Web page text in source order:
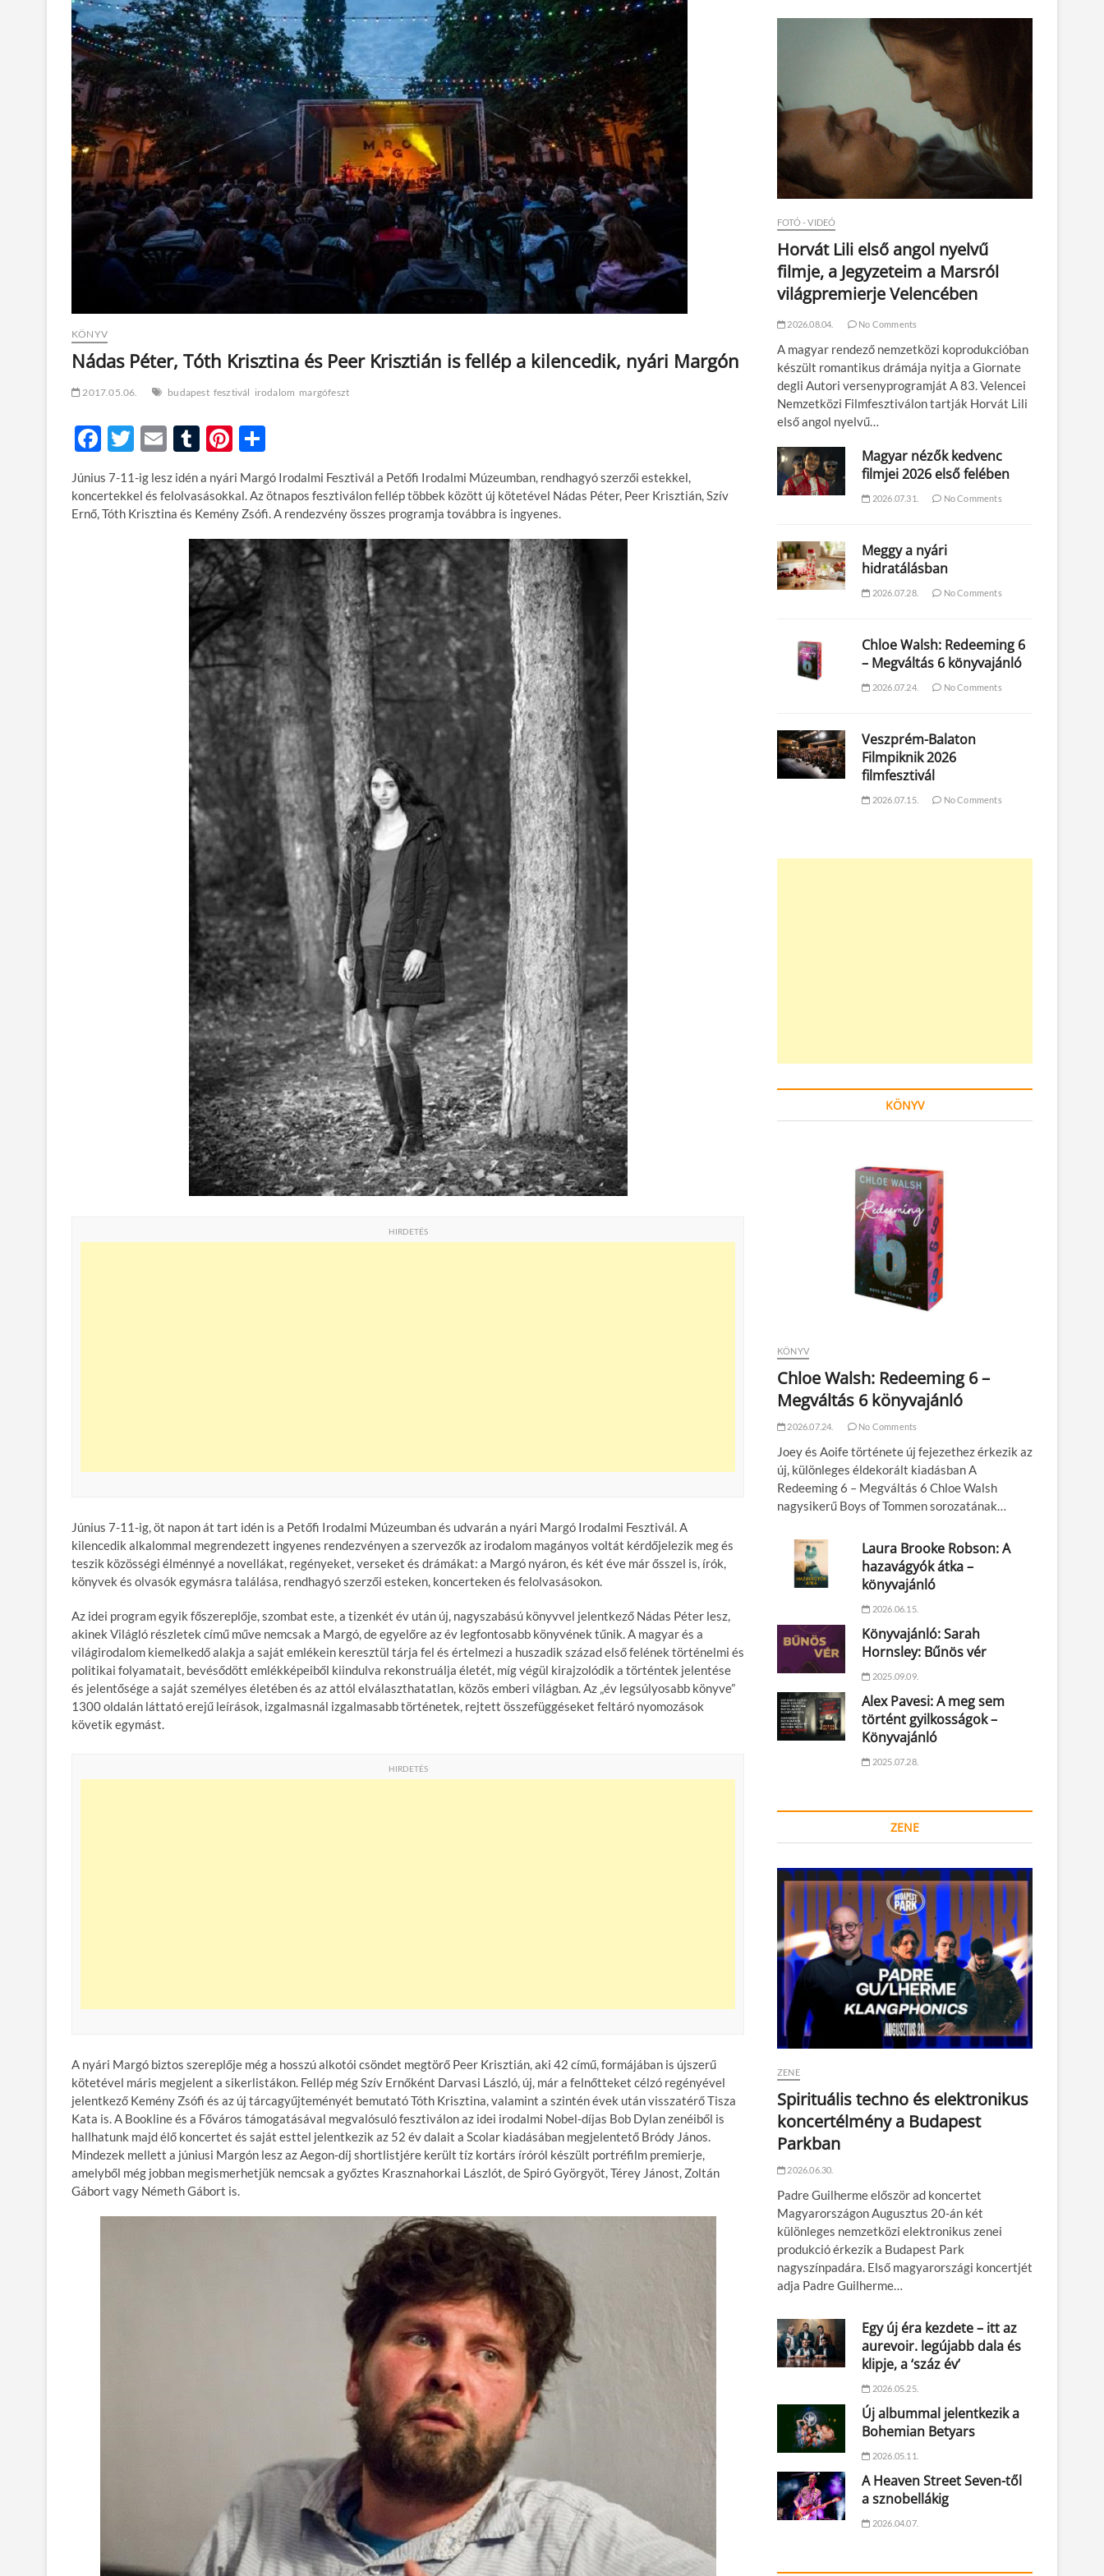
KÖNYV
Nádas Péter, Tóth Krisztina és Peer Krisztián is fellép a kilencedik, nyári Margón
2017.05.06. budapest fesztivál irodalom margófeszt
F
ac
e
b
T
w
itt
er
E
m
ail
T
m
bl
r
Pi
nt
er
es
t
ss
za
m
e
g
Június 7-11-ig lesz idén a nyári Margó Irodalmi Fesztivál a Petőfi Irodalmi Múzeumban, rendhagyó szerzői estekkel,
koncertekkel és felolvasásokkal. Az ötnapos fesztiválon fellép többek között új kötetével Nádas Péter, Peer Krisztián, Szív
Ernő, Tóth Krisztina és Kemény Zsófi. A rendezvény összes programja továbbra is ingyenes.
HIRDETÉS
Június 7-11-ig, öt napon át tart idén is a Petőfi Irodalmi Múzeumban és udvarán a nyári Margó Irodalmi Fesztivál. A
kilencedik alkalommal megrendezett ingyenes rendezvényen a szervezők az irodalom magányos voltát kérdőjelezik meg és
teszik közösségi élménnyé a novellákat, regényeket, verseket és drámákat: a Margó nyáron, és két éve már ősszel is, írók,
könyvek és olvasók egymásra találása, rendhagyó szerzői esteken, koncerteken és felolvasásokon.
Az idei program egyik főszereplője, szombat este, a tizenkét év után új, nagyszabású könyvvel jelentkező Nádas Péter lesz,
akinek Világló részletek című műve nemcsak a Margó, de egyelőre az év legfontosabb könyvének tűnik. A magyar és a
világirodalom kiemelkedő alakja a saját emlékein keresztül tárja fel és értelmezi a huszadik század első felének történelmi és
politikai folyamatait, bevésődött emlékképeiből kiindulva rekonstruálja életét, míg végül kirajzolódik a történtek jelentése
és jelentősége a saját személyes életében és az attól elválaszthatatlan, közös emberi világban. Az „év legsúlyosabb könyve”
1300 oldalán láttató erejű leírások, izgalmasnál izgalmasabb történetek, rejtett összefüggéseket feltáró nyomozások
követik egymást.
HIRDETÉS
A nyári Margó biztos szereplője még a hosszú alkotói csöndet megtörő Peer Krisztián, aki 42 című, formájában is újszerű
kötetével máris megjelent a sikerlistákon. Fellép még Szív Ernőként Darvasi László, új, már a felnőtteket célzó regényével
jelentkező Kemény Zsófi és az új tárcagyűjteményét bemutató Tóth Krisztina, valamint a szintén évek után visszatérő Tisza
Kata is. A Bookline és a Főváros támogatásával megvalósuló fesztiválon az idei irodalmi Nobel-díjas Bob Dylan zenéiből is
hallhatunk majd élő koncertet és saját esttel jelentkezik az 52 év dalait a Scolar kiadásában megjelentető Bródy János.
Mindezek mellett a júniusi Margón lesz az Aegon-díj shortlistjére került tíz kortárs íróról készült portréfilm premierje,
amelyből még jobban megismerhetjük nemcsak a győztes Krasznahorkai Lászlót, de Spiró Györgyöt, Térey Jánost, Zoltán
Gábort vagy Németh Gábort is.
FOTÓ - VIDEÓ
Horvát Lili első angol nyelvű
filmje, a Jegyzeteim a Marsról
világpremierje Velencében
2026.08.04. No Comments
A magyar rendező nemzetközi koprodukcióban
készült romantikus drámája nyitja a Giornate
degli Autori versenyprogramját A 83. Velencei
Nemzetközi Filmfesztiválon tartják Horvát Lili
első angol nyelvű…
Magyar nézők kedvenc
filmjei 2026 első felében
2026.07.31. No Comments
Meggy a nyári
hidratálásban
2026.07.28. No Comments
Chloe Walsh: Redeeming 6
– Megváltás 6 könyvajánló
2026.07.24. No Comments
Veszprém-Balaton
Filmpiknik 2026
filmfesztivál
2026.07.15. No Comments
KÖNYV
KÖNYV
Chloe Walsh: Redeeming 6 –
Megváltás 6 könyvajánló
2026.07.24. No Comments
Joey és Aoife története új fejezethez érkezik az
új, különleges éldekorált kiadásban A
Redeeming 6 – Megváltás 6 Chloe Walsh
nagysikerű Boys of Tommen sorozatának…
Laura Brooke Robson: A
hazavágyók átka –
könyvajánló
2026.06.15.
Könyvajánló: Sarah
Hornsley: Bűnös vér
2025.09.09.
Alex Pavesi: A meg sem
történt gyilkosságok –
Könyvajánló
2025.07.28.
ZENE
ZENE
Spirituális techno és elektronikus
koncertélmény a Budapest
Parkban
2026.06.30.
Padre Guilherme először ad koncertet
Magyarországon Augusztus 20-án két
különleges nemzetközi elektronikus zenei
produkció érkezik a Budapest Park
nagyszínpadára. Első magyarországi koncertjét
adja Padre Guilherme…
Egy új éra kezdete – itt az
aurevoir. legújabb dala és
klipje, a ‘száz év’
2026.05.25.
Új albummal jelentkezik a
Bohemian Betyars
2026.05.11.
A Heaven Street Seven-től
a sznobellákig
2026.04.07.